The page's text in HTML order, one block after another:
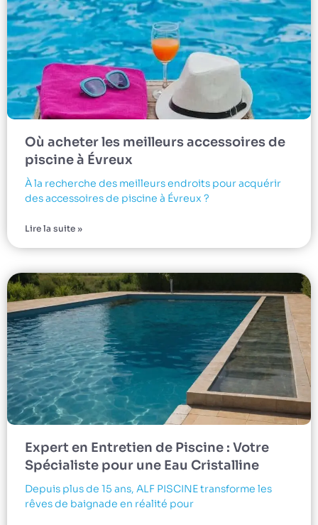
Où acheter les meilleurs accessoires de
piscine à Évreux
À la recherche des meilleurs endroits pour acquérir
des accessoires de piscine à Évreux ?
Lire la suite »
Expert en Entretien de Piscine : Votre
Spécialiste pour une Eau Cristalline
Depuis plus de 15 ans, ALF PISCINE transforme les
rêves de baignade en réalité pour